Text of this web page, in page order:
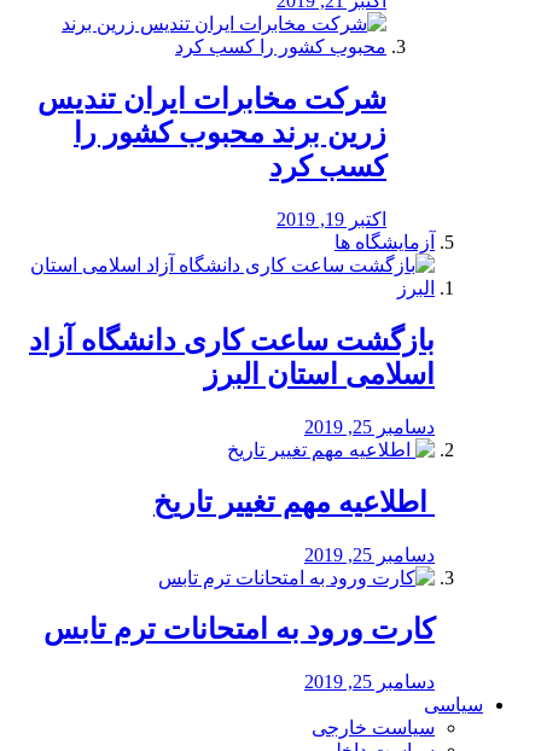
شرکت مخابرات ایران تندیس
زرین برند محبوب کشور را
کسب کرد
اکتبر 19, 2019
آزمایشگاه ها
بازگشت ساعت کاری دانشگاه آزاد
اسلامی استان البرز
دسامبر 25, 2019
️ اطلاعیه مهم تغییر تاریخ
دسامبر 25, 2019
کارت ورود به امتحانات ترم تابس
دسامبر 25, 2019
سیاسی
سیاست خارجی